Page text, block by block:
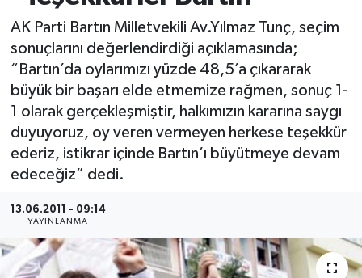
AK Parti Bartın Milletvekili Av.Yılmaz Tunç, seçim
sonuçlarını değerlendirdiği açıklamasında;
“Bartın’da oylarımızı yüzde 48,5’a çıkararak
büyük bir başarı elde etmemize rağmen, sonuç 1-
1 olarak gerçekleşmiştir, halkımızın kararına saygı
duyuyoruz, oy veren vermeyen herkese teşekkür
ederiz, istikrar içinde Bartın’ı büyütmeye devam
edeceğiz” dedi.
13.06.2011 - 09:14
YAYINLANMA
Magazin
Medya
Sağlık
Sinema
Siyaset
Haber Arşivi